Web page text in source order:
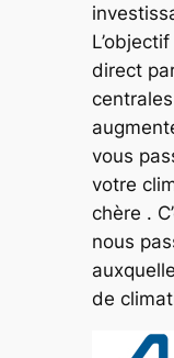
direct
vous
votre
chère .
nous
de